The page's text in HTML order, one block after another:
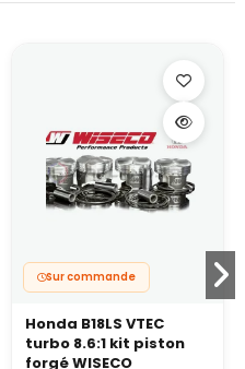
Sur commande
Honda B18LS VTEC
turbo 8.6:1 kit piston
forgé WISECO